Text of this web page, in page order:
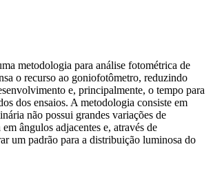
metodologia para análise fotométrica de
o recurso ao goniofotômetro, reduzindo
e, principalmente, o tempo para
dos ensaios. A metodologia consiste em
não possui grandes variações de
ângulos adjacentes e, através de
um padrão para a distribuição luminosa do